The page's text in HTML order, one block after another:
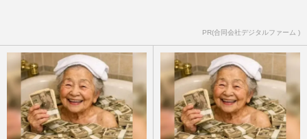
PR(合同会社デジタルファーム )